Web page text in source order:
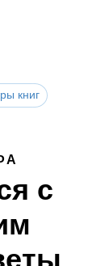
книг
с